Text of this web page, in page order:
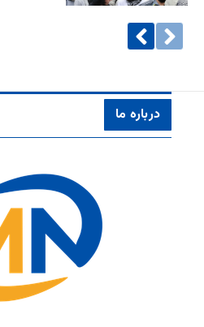
درباره ما